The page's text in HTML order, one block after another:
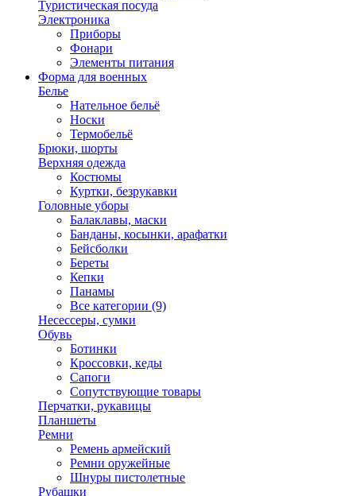
Туристическая посуда
Электроника
Приборы
Фонари
Элементы питания
Форма для военных
Белье
Нательное бельё
Носки
Термобельё
Брюки, шорты
Верхняя одежда
Костюмы
Куртки, безрукавки
Головные уборы
Балаклавы, маски
Банданы, косынки, арафатки
Бейсболки
Береты
Кепки
Панамы
Все категории (9)
Несессеры, сумки
Обувь
Ботинки
Кроссовки, кеды
Сапоги
Сопутствующие товары
Перчатки, рукавицы
Планшеты
Ремни
Ремень армейский
Ремни оружейные
Шнуры пистолетные
Рубашки